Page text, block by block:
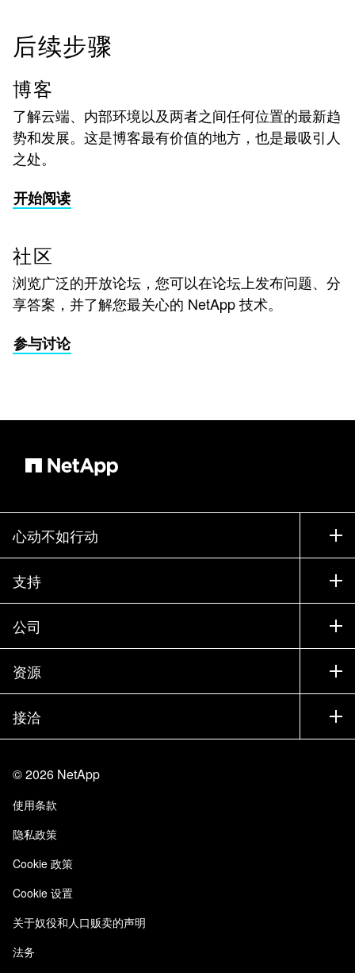
后续步骤
博客
了解云端、内部环境以及两者之间任何位置的最新趋
势和发展。这是博客最有价值的地方，也是最吸引人
之处。
开始阅读
社区
浏览广泛的开放论坛，您可以在论坛上发布问题、分
享答案，并了解您最关心的 NetApp 技术。
参与讨论
心动不如行动
如何购买
联系销售部门
寻找合作伙伴
试用产品
贵宾体验中心
产品 A-Z
支持
支持
训练
文档中心
知识库
社区
公司
公司
合作伙伴
招聘
信任中心
责任与可持续性
质量认证
NetApp Instaclustr
资源
新闻中心
活动
博客
客户体验
客户成功案例
接洽
站点反馈
无障碍使用
电子邮件订阅
©2026 NetApp
使用条款
隐私政策
Cookie 政策
Cookie 设置
关于奴役和人口贩卖的声明
法务